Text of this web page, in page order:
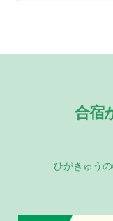
合宿
ひがきゅう